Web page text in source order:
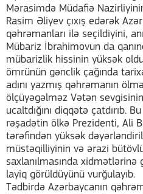
Mərasimdə Müdafiə
Rasim Əliyev çıxış edərək
qəhrəmanları ilə seçildiyini,
Mübariz İbrahimovun da
mübarizlik hissinin yüksək
ömrünün gənclik çağında
adını yazmış qəhrəmanın
ölçüyəgəlməz Vətən
ucaltdığını diqqətə çatdırıb.
rəşadətin ölkə Prezidenti, Ali
tərəfindən yüksək
müstəqilliyinin və ərazi
saxlanılmasında xidmətlərinə
layiq görüldüyünü vurğulayıb.
Tədbirdə Azərbaycanın